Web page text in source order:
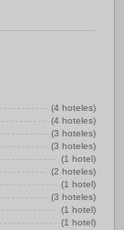
(4 hoteles)
(4 hoteles)
(3 hoteles)
(3 hoteles)
(1 hotel)
(2 hoteles)
(1 hotel)
(3 hoteles)
(1 hotel)
(1 hotel)